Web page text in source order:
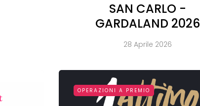
SAN CARLO -
GARDALAND 2026
28 Aprile 2026
OPERAZIONI A PREMIO